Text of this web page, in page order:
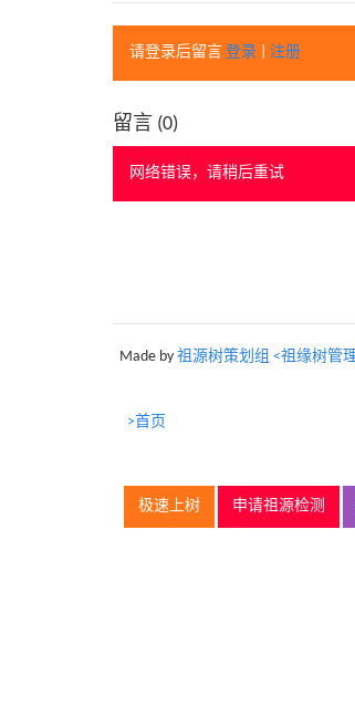
请登录后留言 登录 注册
留言 (0)
网络错误，请稍后重试
Made by 祖源树策划组 <祖缘树管
>首页
极速上树 申请祖源检测